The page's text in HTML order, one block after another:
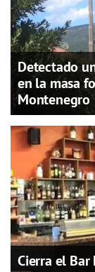
Detectado
en la masa
Montenegro
Cierra el Bar